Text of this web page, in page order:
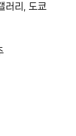
리, 도쿄